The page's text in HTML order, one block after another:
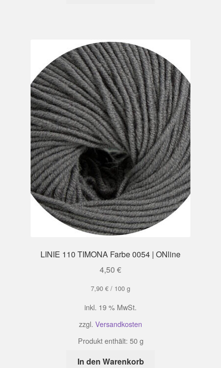
LINIE 110 TIMONA Farbe 0054 | ONline
4,50 €
7,90 € / 100 g
inkl. 19 % MwSt.
zzgl. Versandkosten
Produkt enthält: 50g
In den Warenkorb